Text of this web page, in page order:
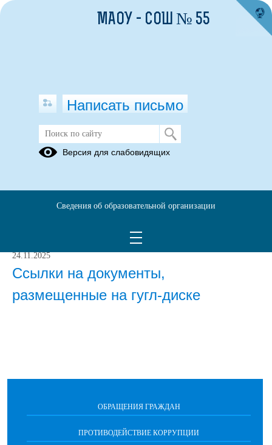
ОТЧЕТНОСТЬ
Информация о дневниках (скачать)
24.11.2025
Ссылки на документы,
размещенные на гугл-диске
ОБРАЩЕНИЯ ГРАЖДАН
ПРОТИВОДЕЙСТВИЕ КОРРУПЦИИ
МАОУ - СОШ № 55
Написать письмо
Версия для слабовидящих
Сведения об образовательной организации